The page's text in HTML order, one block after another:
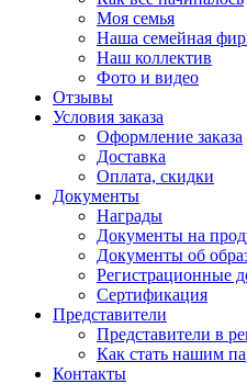
Моя семья
Наша семейная
Наш коллектив
Фото и видео
Отзывы
Условия заказа
Оформление заказа
Доставка
Оплата, скидки
Документы
Награды
Документы на
Документы об
Регистрационные
Сертификация
Представители
Представители в
Как стать нашим
Контакты